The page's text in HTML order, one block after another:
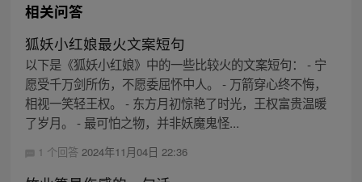
相关问答
狐妖小红娘最火文案短句
以下是《狐妖小红娘》中的一些比较火的文案短句： - 宁
愿受千万剑所伤，不愿委屈怀中人。 - 万箭穿心终不悔，
相视一笑轻王权。 - 东方月初惊艳了时光，王权富贵温暖
了岁月。 - 最可怕之物，并非妖魔鬼怪...
1 个回答 2024年11月04日 22:36